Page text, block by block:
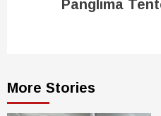
Panglima
More Stories